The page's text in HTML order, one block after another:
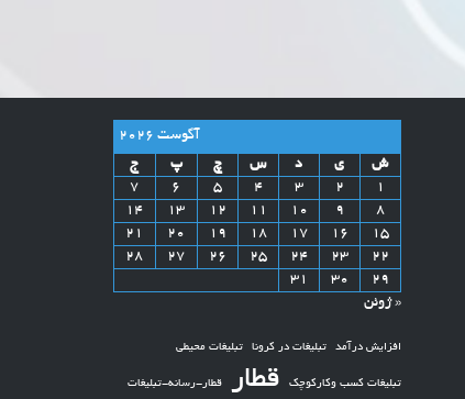
آگوست 2026
ش
ی د س چ پ
ج
1
2
3
4
5
6
7
8
9
10
11
12
13
14
15
16
17
18
19
20
21
22
23
24
25
26
27
28
29
30
31
« ژوئن
افزایش درآمد تبلیغات در کرونا تبلیغات محیطی
تبلیغات کسب وکارکوچک قطار قطار-رسانه-تبلیغات